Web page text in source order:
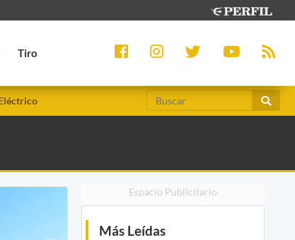
Tiro
Espacio Publicitario
Más Leídas